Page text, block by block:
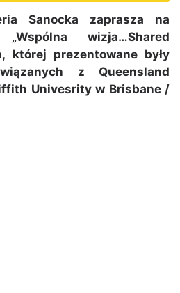
Sanocka zaprasza na
wizja…Shared
której prezentowane były
z Queensland
Univesrity w Brisbane /